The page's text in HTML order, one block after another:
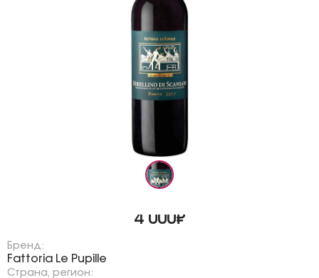
4 000₽
Бренд:
Fattoria Le Pupille
Страна, регион: